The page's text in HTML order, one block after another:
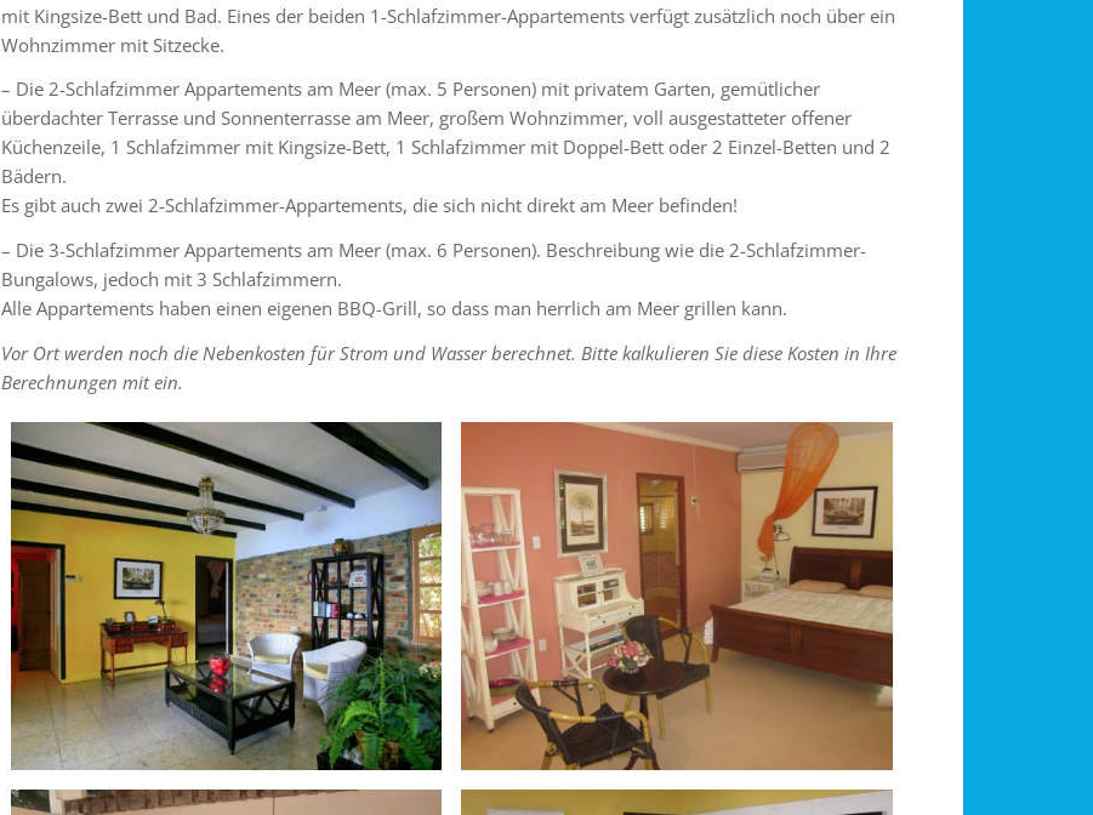
mit Kingsize-Bett und Bad. Eines der beiden 1-Schlafzimmer-Appartements verfügt zusätzlich noch über ein
Wohnzimmer mit Sitzecke.
– Die 2-Schlafzimmer Appartements am Meer (max. 5 Personen) mit privatem Garten, gemütlicher
überdachter Terrasse und Sonnenterrasse am Meer, großem Wohnzimmer, voll ausgestatteter offener
Küchenzeile, 1 Schlafzimmer mit Kingsize-Bett, 1 Schlafzimmer mit Doppel-Bett oder 2 Einzel-Betten und 2
Bädern.
Es gibt auch zwei 2-Schlafzimmer-Appartements, die sich nicht direkt am Meer befinden!
– Die 3-Schlafzimmer Appartements am Meer (max. 6 Personen). Beschreibung wie die 2-Schlafzimmer-
Bungalows, jedoch mit 3 Schlafzimmern.
Alle Appartements haben einen eigenen BBQ-Grill, so dass man herrlich am Meer grillen kann.
Vor Ort werden noch die Nebenkosten für Strom und Wasser berechnet. Bitte kalkulieren Sie diese Kosten in Ihre
Berechnungen mit ein.